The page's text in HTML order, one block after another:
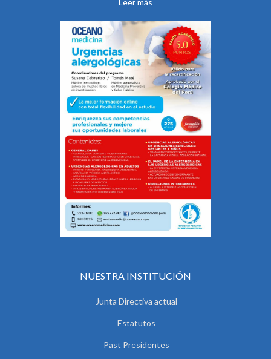
Leer más
NUESTRA INSTITUCIÓN
Junta Directiva actual
Estatutos
Past Presidentes